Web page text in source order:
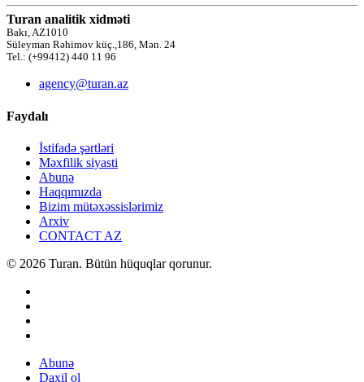
Turan analitik xidməti
Bakı, AZ1010
Süleyman Rəhimov küç.,186, Mən. 24
Tel.: (+99412) 440 11 96
agency@turan.az
Faydalı
İstifadə şərtləri
Məxfilik siyasti
Abunə
Haqqımızda
Bizim mütəxəssislərimiz
Arxiv
CONTACT AZ
© 2026 Turan. Bütün hüquqlar qorunur.
Abunə
Daxil ol